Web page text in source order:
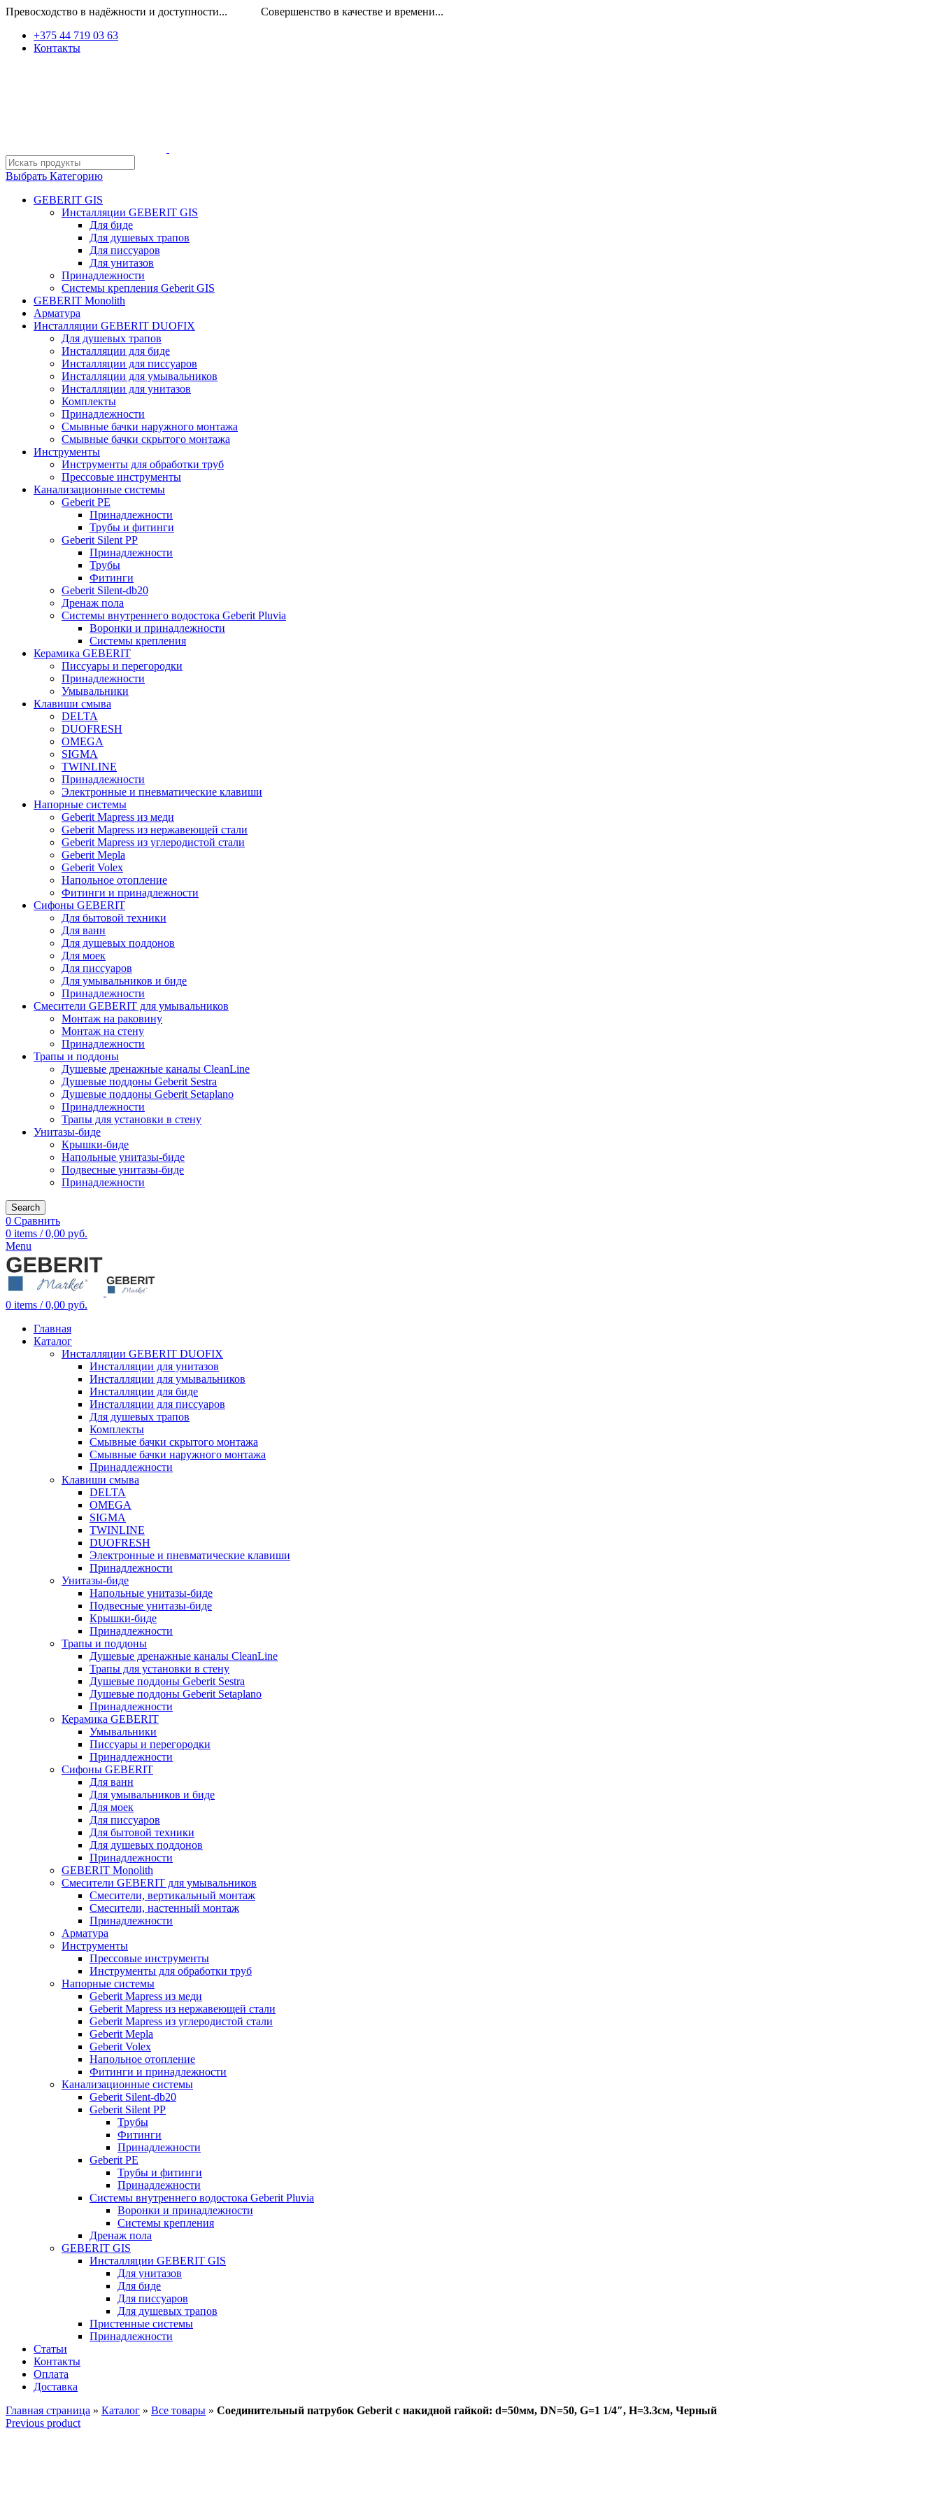
Превосходство в надёжности и доступности... Совершенство в качестве и времени...
+375 44 719 03 63
Контакты
Выбрать Категорию
GEBERIT GIS
Инсталляции GEBERIT GIS
Для биде
Для душевых трапов
Для писсуаров
Для унитазов
Принадлежности
Системы крепления Geberit GIS
GEBERIT Monolith
Арматура
Инсталляции GEBERIT DUOFIX
Для душевых трапов
Инсталляции для биде
Инсталляции для писсуаров
Инсталляции для умывальников
Инсталляции для унитазов
Комплекты
Принадлежности
Смывные бачки наружного монтажа
Смывные бачки скрытого монтажа
Инструменты
Инструменты для обработки труб
Прессовые инструменты
Канализационные системы
Geberit PE
Принадлежности
Трубы и фитинги
Geberit Silent PP
Принадлежности
Трубы
Фитинги
Geberit Silent-db20
Дренаж пола
Системы внутреннего водостока Geberit Pluvia
Воронки и принадлежности
Системы крепления
Керамика GEBERIT
Писсуары и перегородки
Принадлежности
Умывальники
Клавиши смыва
DELTA
DUOFRESH
OMEGA
SIGMA
TWINLINE
Принадлежности
Электронные и пневматические клавиши
Напорные системы
Geberit Mapress из меди
Geberit Mapress из нержавеющей стали
Geberit Mapress из углеродистой стали
Geberit Mepla
Geberit Volex
Напольное отопление
Фитинги и принадлежности
Сифоны GEBERIT
Для бытовой техники
Для ванн
Для душевых поддонов
Для моек
Для писсуаров
Для умывальников и биде
Принадлежности
Смесители GEBERIT для умывальников
Монтаж на раковину
Монтаж на стену
Принадлежности
Трапы и поддоны
Душевые дренажные каналы CleanLine
Душевые поддоны Geberit Sestra
Душевые поддоны Geberit Setaplano
Принадлежности
Трапы для установки в стену
Унитазы-биде
Крышки-биде
Напольные унитазы-биде
Подвесные унитазы-биде
Принадлежности
Search
0 Сравнить
0 items / 0,00 руб.
Menu
0 items / 0,00 руб.
Главная
Каталог
Инсталляции GEBERIT DUOFIX
Инсталляции для унитазов
Инсталляции для умывальников
Инсталляции для биде
Инсталляции для писсуаров
Для душевых трапов
Комплекты
Смывные бачки скрытого монтажа
Смывные бачки наружного монтажа
Принадлежности
Клавиши смыва
DELTA
OMEGA
SIGMA
TWINLINE
DUOFRESH
Электронные и пневматические клавиши
Принадлежности
Унитазы-биде
Напольные унитазы-биде
Подвесные унитазы-биде
Крышки-биде
Принадлежности
Трапы и поддоны
Душевые дренажные каналы CleanLine
Трапы для установки в стену
Душевые поддоны Geberit Sestra
Душевые поддоны Geberit Setaplano
Принадлежности
Керамика GEBERIT
Умывальники
Писсуары и перегородки
Принадлежности
Сифоны GEBERIT
Для ванн
Для умывальников и биде
Для моек
Для писсуаров
Для бытовой техники
Для душевых поддонов
Принадлежности
GEBERIT Monolith
Смесители GEBERIT для умывальников
Смесители, вертикальный монтаж
Смесители, настенный монтаж
Принадлежности
Арматура
Инструменты
Прессовые инструменты
Инструменты для обработки труб
Напорные системы
Geberit Mapress из меди
Geberit Mapress из нержавеющей стали
Geberit Mapress из углеродистой стали
Geberit Mepla
Geberit Volex
Напольное отопление
Фитинги и принадлежности
Канализационные системы
Geberit Silent-db20
Geberit Silent PP
Трубы
Фитинги
Принадлежности
Geberit PE
Трубы и фитинги
Принадлежности
Системы внутреннего водостока Geberit Pluvia
Воронки и принадлежности
Системы крепления
Дренаж пола
GEBERIT GIS
Инсталляции GEBERIT GIS
Для унитазов
Для биде
Для писсуаров
Для душевых трапов
Пристенные системы
Принадлежности
Статьи
Контакты
Оплата
Доставка
Главная страница » Каталог » Все товары » Соединительный патрубок Geberit с накидной гайкой: d=50мм, DN=50, G=1 1/4″, H=3.3см, Черный
Previous product